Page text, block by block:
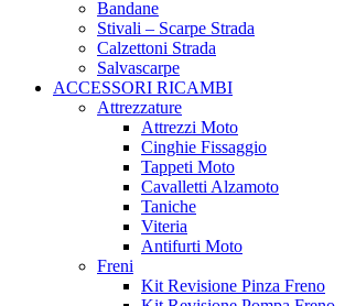
Bandane
Stivali – Scarpe Strada
Calzettoni Strada
Salvascarpe
ACCESSORI RICAMBI
Attrezzature
Attrezzi Moto
Cinghie Fissaggio
Tappeti Moto
Cavalletti Alzamoto
Taniche
Viteria
Antifurti Moto
Freni
Kit Revisione Pinza Freno